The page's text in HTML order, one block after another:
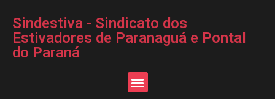
Sindestiva - Sindicato dos
Estivadores de Paranaguá e Pontal
do Paraná